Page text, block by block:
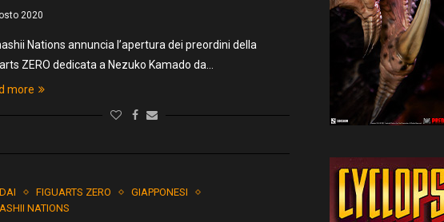
2020
Nations annuncia l’apertura dei preordini della
ZERO dedicata a Nezuko Kamado da…
more
FIGUARTS ZERO
GIAPPONESI
NATIONS